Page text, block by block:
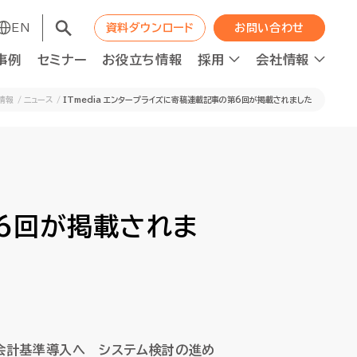
EN 資料ダウンロード お問い合わせ
コンサルティング
人材の最適配置
F2Sシステムデザイン
例 セミナー お役立ち情報 採用
職種紹介
会社情報
WAPの成長エンジン
報 ニュース ITmedia エンタープライズに寄稿連載記事の第6回が掲載されました
が掲載されま
計基準導入へ システム検討の進め
EN 資料ダウンロード お問い合わせ
コンサルティング
人材の最適配置
F2Sシステムデザイン
例 セミナー お役立ち情報 採用
職種紹介
会社情報
WAPの成長エンジン